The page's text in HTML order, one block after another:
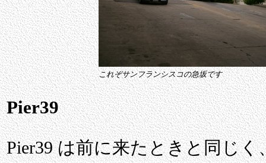
これぞサンフランシスコの急坂です
Pier39
Pier39 は前に来たときと同じ